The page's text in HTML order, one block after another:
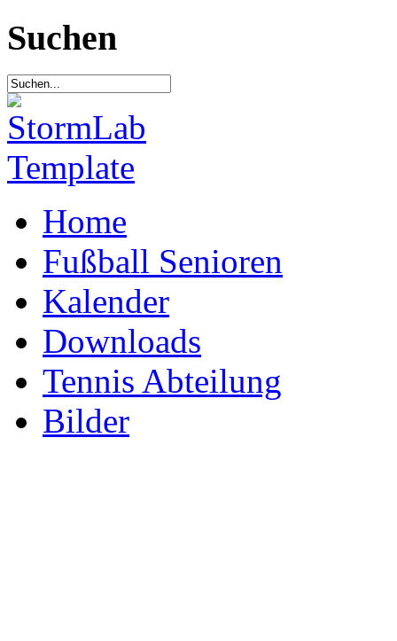
Suchen
Home
Fußball Senioren
Kalender
Downloads
Tennis Abteilung
Bilder